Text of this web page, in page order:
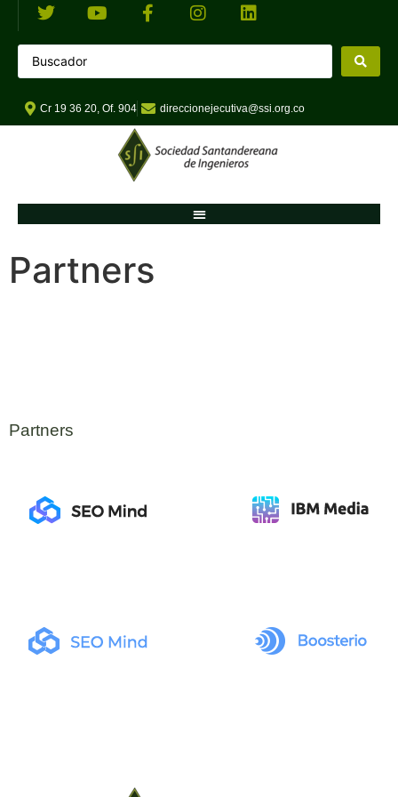
Cr 19 36 20, Of. 904 direccionejecutiva@ssi.org.co
Partners
Partners